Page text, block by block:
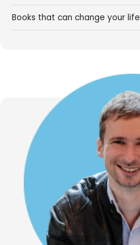
Books that can change your life